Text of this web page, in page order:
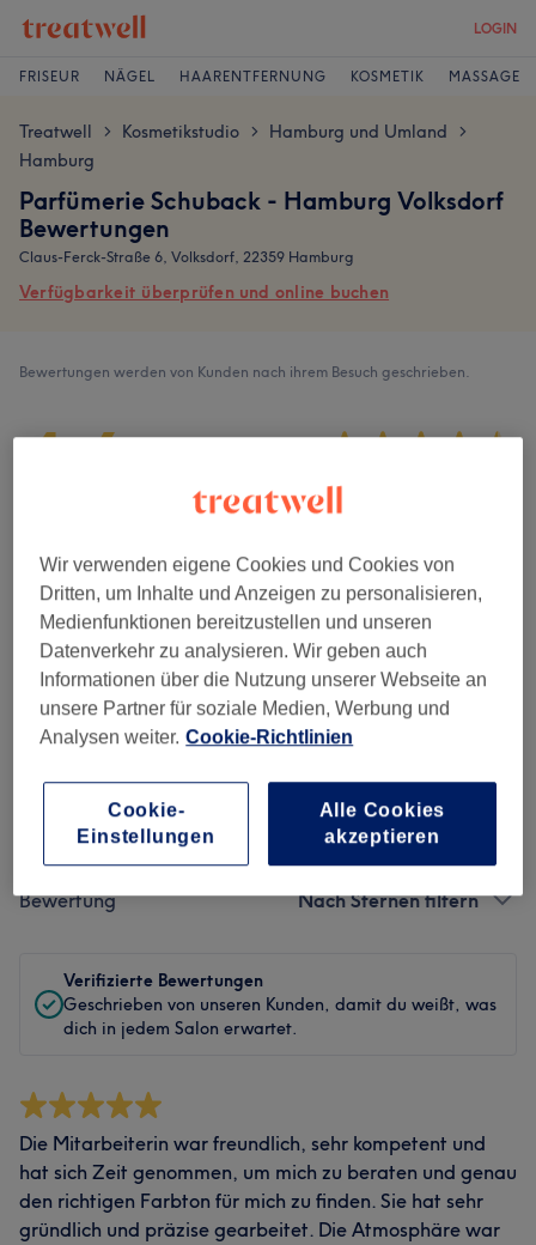
LOGIN
FRISEUR NÄGEL HAARENTFERNUNG KOSMETIK MASSAGE
Treatwell > Kosmetikstudio > Hamburg und Umland >
Hamburg
Parfümerie Schuback - Hamburg Volksdorf
Bewertungen
Claus-Ferck-Straße 6, Volksdorf, 22359 Hamburg
Verfügbarkeit überprüfen und online buchen
Bewertungen werden von Kunden nach ihrem Besuch geschrieben.
4,6
Sauberkeit
Service
Behandlung Alle Bewertungen
Bewertung Nach Sternen filtern
Verifizierte Bewertungen
Geschrieben von unseren Kunden, damit du weißt, was
dich in jedem Salon erwartet.
Die Mitarbeiterin war freundlich, sehr kompetent und
hat sich Zeit genommen, um mich zu beraten und genau
den richtigen Farbton für mich zu finden. Sie hat sehr
gründlich und präzise gearbeitet. Die Atmosphäre war
Wir verwenden eigene Cookies und Cookies von
Dritten, um Inhalte und Anzeigen zu personalisieren,
Medienfunktionen bereitzustellen und unseren
Datenverkehr zu analysieren. Wir geben auch
Informationen über die Nutzung unserer Webseite an
unsere Partner für soziale Medien, Werbung und
Analysen weiter. Cookie-Richtlinien
Cookie-
Einstellungen
Alle Cookies
akzeptieren